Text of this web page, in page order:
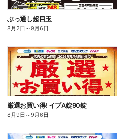
ぶっ通し超目玉
8月2日 ～9月6日
厳選お買い得! イブA錠90錠
8月9日 ～9月6日